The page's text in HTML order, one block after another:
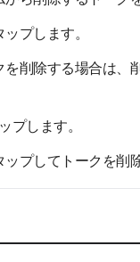
ップします。
削除する場合は、
プします。
ップしてトークを削